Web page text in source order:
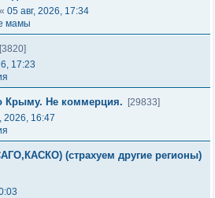
« 05 авг, 2026, 17:34
мамы
[3820]
17:23
Крыму. Не коммерция.
[29833]
2026, 16:47
(страхуем другие регионы)